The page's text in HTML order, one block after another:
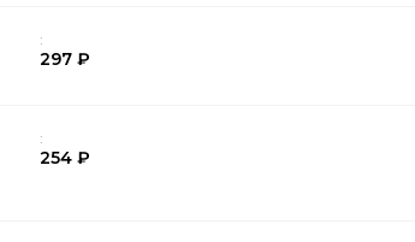
:
297 ₽
:
254 ₽